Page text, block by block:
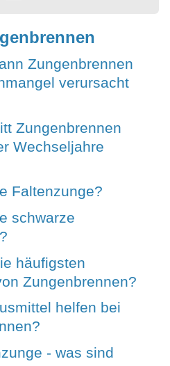
Zungenbrennen
verursacht
Zungenbrennen
Wechseljahre
Faltenzunge?
schwarze
häufigsten
Zungenbrennen?
helfen bei
- was sind